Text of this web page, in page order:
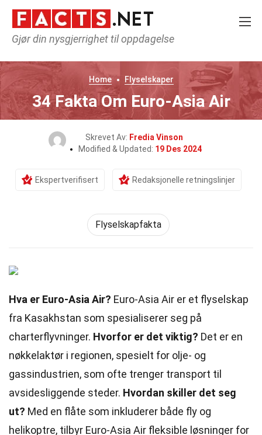
Gjør din nysgjerrighet til oppdagelse
Home Flyselskaper
34 Fakta Om Euro-Asia Air
Skrevet Av: Fredia Vinson
Modified & Updated: 19 Des 2024
Ekspertverifisert Redaksjonelle retningslinjer
Flyselskapfakta
Hva er Euro-Asia Air? Euro-Asia Air er et flyselskap
fra Kasakhstan som spesialiserer seg på
charterflyvninger. Hvorfor er det viktig? Det er en
nøkkelaktør i regionen, spesielt for olje- og
gassindustrien, som ofte trenger transport til
avsidesliggende steder. Hvordan skiller det seg
ut? Med en flåte som inkluderer både fly og
helikoptre, tilbyr Euro-Asia Air fleksible løsninger for